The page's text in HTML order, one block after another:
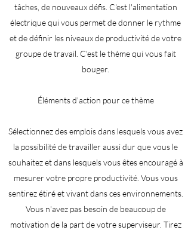
tâches, de nouveaux défis. C'est l'alimentation
électrique qui vous permet de donner le rythme
et de définir les niveaux de productivité de votre
groupe de travail. C'est le thème qui vous fait
bouger.
Éléments d'action pour ce thème
Sélectionnez des emplois dans lesquels vous avez
la possibilité de travailler aussi dur que vous le
souhaitez et dans lesquels vous êtes encouragé à
mesurer votre propre productivité. Vous vous
sentirez étiré et vivant dans ces environnements.
Vous n'avez pas besoin de beaucoup de
motivation de la part de votre superviseur. Tirez